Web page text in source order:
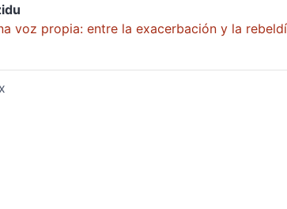
voz propia: entre la exacerbación y la